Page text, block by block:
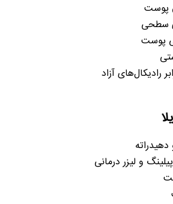
پوست
سطحی
پوست
رادیکال‌های آزاد
و لیزر درمانی